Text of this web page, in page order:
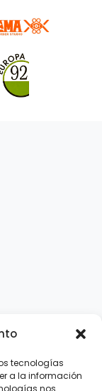
tecnologías
a la información
nos